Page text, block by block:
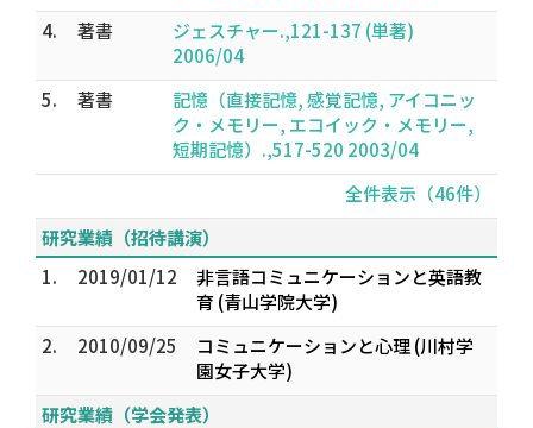
4.
著書
ジェスチャー.,121-137 (単著)
2006/04
5.
著書
記憶（直接記憶, 感覚記憶, アイコニッ
ク・メモリー, エコイック・メモリー,
短期記憶）.,517-520 2003/04
全件表示（46件）
研究業績（招待講演）
1.
2019/01/12
非言語コミュニケーションと英語教
育 (青山学院大学)
2.
2010/09/25
コミュニケーションと心理 (川村学
園女子大学)
研究業績（学会発表）